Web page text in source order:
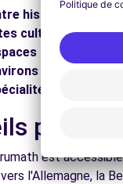
PIERRE ZINCK -
historique :
culturels :Visitez
naturels :
:
Explorez
locales :
est
l'Allemagne, la